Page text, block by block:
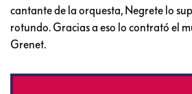
cantante de la orquesta, Negrete lo
rotundo. Gracias a eso lo contrató el
Grenet.